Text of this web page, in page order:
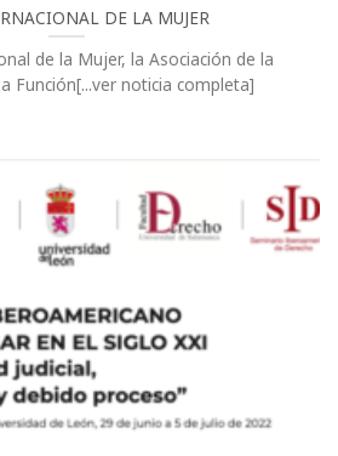
DE LA MUJER
de la Mujer, la Asociación de la
Función[...ver noticia completa]